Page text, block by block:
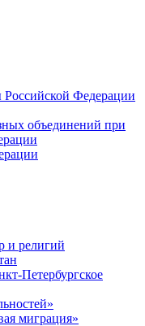
Федерации
объединений при
и религий
Петербургское
миграция»